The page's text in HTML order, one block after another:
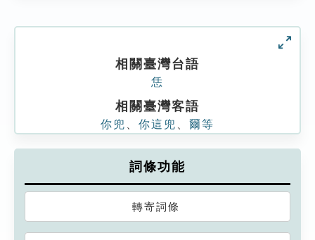
相關臺灣台語
恁
相關臺灣客語
你兜 你這兜 爾等
詞條功能
轉寄詞條